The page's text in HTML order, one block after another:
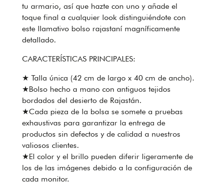
tu armario, así que hazte con uno y añade el
toque final a cualquier look distinguiéndote con
este llamativo bolso rajastaní magníficamente
detallado.
CARACTERÍSTICAS PRINCIPALES:
★ Talla única (42 cm de largo x 40 cm de ancho).
★Bolso hecho a mano con antiguos tejidos
bordados del desierto de Rajastán.
★Cada pieza de la bolsa se somete a pruebas
exhaustivas para garantizar la entrega de
productos sin defectos y de calidad a nuestros
valiosos clientes.
★El color y el brillo pueden diferir ligeramente de
los de las imágenes debido a la configuración de
cada monitor.